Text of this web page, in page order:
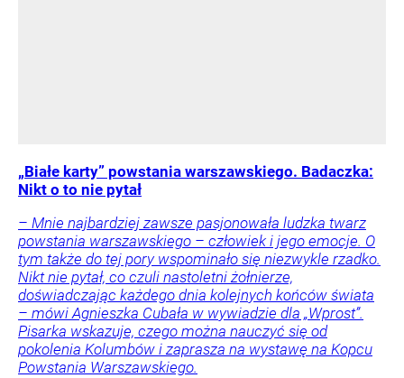
„Białe karty” powstania warszawskiego. Badaczka:
Nikt o to nie pytał
– Mnie najbardziej zawsze pasjonowała ludzka twarz
powstania warszawskiego – człowiek i jego emocje. O
tym także do tej pory wspominało się niezwykle rzadko.
Nikt nie pytał, co czuli nastoletni żołnierze,
doświadczając każdego dnia kolejnych końców świata
– mówi Agnieszka Cubała w wywiadzie dla „Wprost”.
Pisarka wskazuje, czego można nauczyć się od
pokolenia Kolumbów i zaprasza na wystawę na Kopcu
Powstania Warszawskiego.